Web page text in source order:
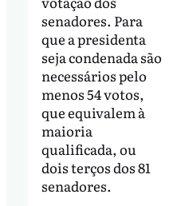
senadores. Para
que a presidenta
seja condenada são
necessários pelo
menos 54 votos,
que equivalem à
maioria
qualificada, ou
dois terços dos 81
senadores.